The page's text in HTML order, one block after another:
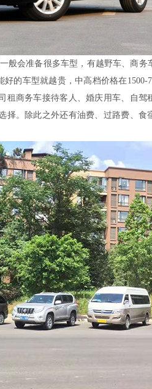
会准备很多车型，有越野车、商务
的车型就越贵，中高档价格在1500-
租商务车接待客人、婚庆用车、自驾
择。除此之外还有油费、过路费、食